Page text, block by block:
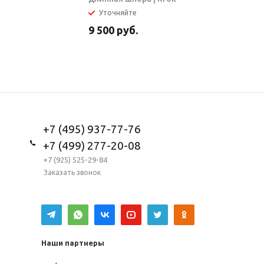
Уточняйте
9 500 руб.
+7 (495) 937-77-76
+7 (499) 277-20-08
+7 (925) 525-29-84
Заказать звонок
Наши партнеры